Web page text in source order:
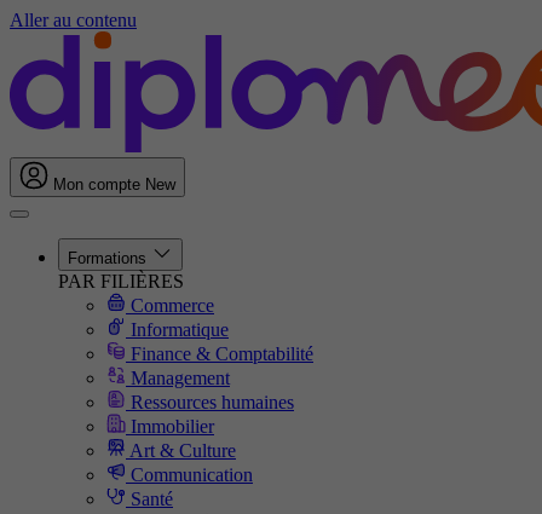
Aller au contenu
Mon compte New
Formations
PAR FILIÈRES
Commerce
Informatique
Finance & Comptabilité
Management
Ressources humaines
Immobilier
Art & Culture
Communication
Santé